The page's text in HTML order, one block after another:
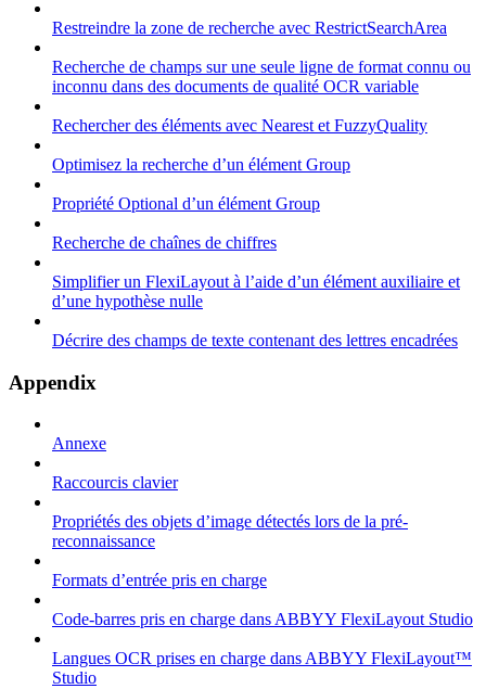
Restreindre la zone de recherche avec RestrictSearchArea
Recherche de champs sur une seule ligne de format connu ou
inconnu dans des documents de qualité OCR variable
Rechercher des éléments avec Nearest et FuzzyQuality
Optimisez la recherche d’un élément Group
Propriété Optional d’un élément Group
Recherche de chaînes de chiffres
Simplifier un FlexiLayout à l’aide d’un élément auxiliaire et
d’une hypothèse nulle
Décrire des champs de texte contenant des lettres encadrées
Appendix
Annexe
Raccourcis clavier
Propriétés des objets d’image détectés lors de la pré-
reconnaissance
Formats d’entrée pris en charge
Code-barres pris en charge dans ABBYY FlexiLayout Studio
Langues OCR prises en charge dans ABBYY FlexiLayout™
Studio